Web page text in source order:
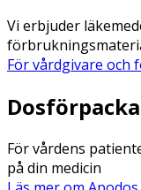
Vi erbjuder
För vårdgivare och
För vårdens
på din medicin